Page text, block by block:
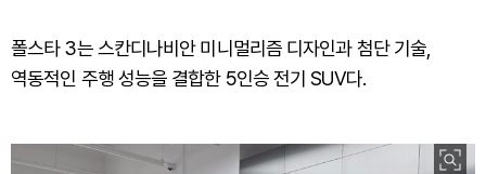
폴스타 3는 스칸디나비안 미니멀리즘 디자인과 첨단 기술,
역동적인 주행 성능을 결합한 5인승 전기 SUV다.